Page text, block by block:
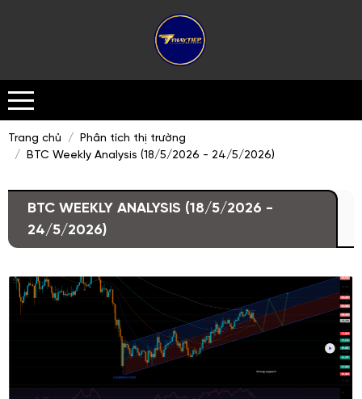
Trang chủ
Phân tích thị trường
BTC Weekly Analysis (18/5/2026 - 24/5/2026)
BTC WEEKLY ANALYSIS (18/5/2026 -
24/5/2026)